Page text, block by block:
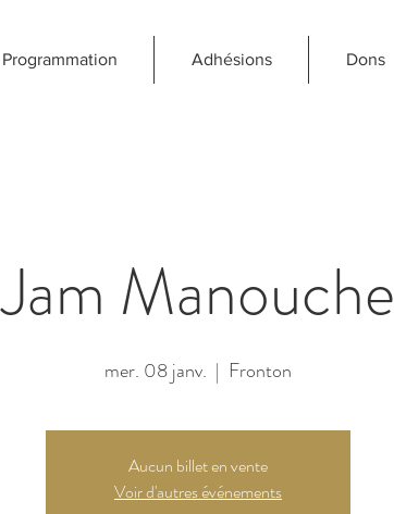
Programmation Adhésions Dons
Jam Manouche
mer. 08 janv.
  |
Fronton
Aucun billet en vente
Voir d'autres événements